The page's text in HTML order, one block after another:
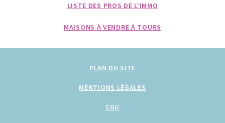
LISTE DES PROS DE L'IMMO
MAISONS À VENDRE À TOURS
PLAN DU SITE
MENTIONS LÉGALES
CGU